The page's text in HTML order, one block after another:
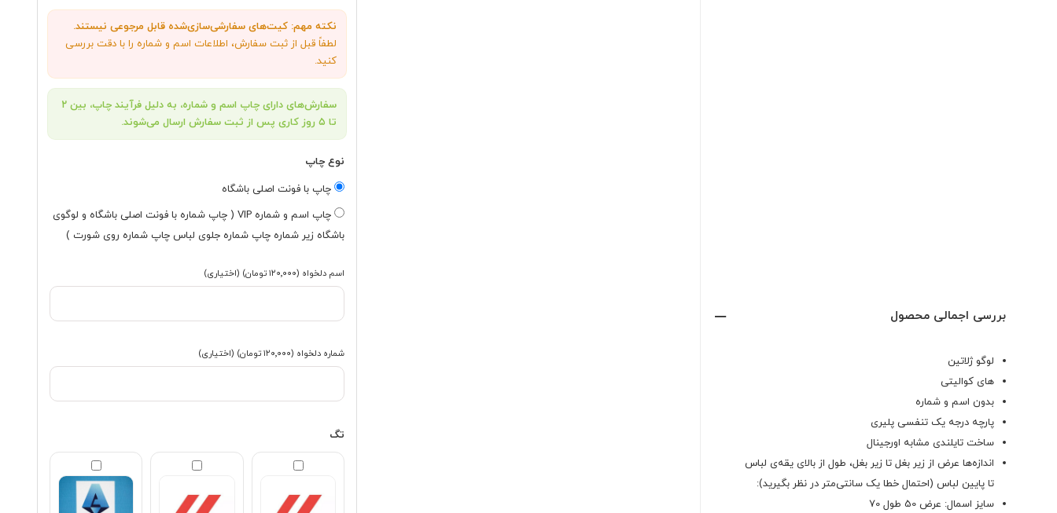
بررسی اجمالی محصول
لوگو ژلاتین
های کوالیتی
بدون اسم و شماره
پارچه درجه یک تنفسی پلیری
ساخت تایلندی مشابه اورجینال
اندازه‌ها عرض از زیر بغل تا زیر بغل، طول از بالای یقه‌ی لباس
تا پایین لباس (احتمال خطا یک سانتی‌متر در نظر بگیرید):
سایز اسمال: عرض 50 طول 70
نکته مهم: کیت‌های سفارشی‌سازی‌شده قابل مرجوعی نیستند.
لطفاً قبل از ثبت سفارش، اطلاعات اسم و شماره را با دقت بررسی
کنید.
سفارش‌های دارای چاپ اسم و شماره، به دلیل فرآیند چاپ، بین ۲
تا ۵ روز کاری پس از ثبت سفارش ارسال می‌شوند.
نوع چاپ
چاپ با فونت اصلی باشگاه
چاپ اسم و شماره VIP ( چاپ شماره با فونت اصلی باشگاه و لوگوی
باشگاه زیر شماره چاپ شماره جلوی لباس چاپ شماره روی شورت )
اسم دلخواه (۱۲۰٬۰۰۰ تومان) (اختیاری)
شماره دلخواه (۱۲۰٬۰۰۰ تومان) (اختیاری)
تگ